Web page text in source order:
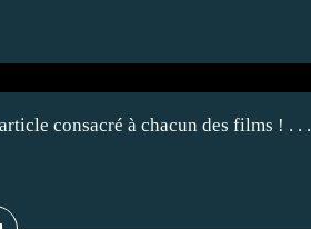
consacré à chacun des films ! . . .